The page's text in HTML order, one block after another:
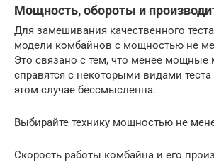
Мощность, обороты и
Для замешивания качественного
модели комбайнов с мощностью не
Это связано с тем, что менее мощные
справятся с некоторыми видами
этом случае бессмысленна.
Выбирайте технику мощностью не
Скорость работы комбайна и его